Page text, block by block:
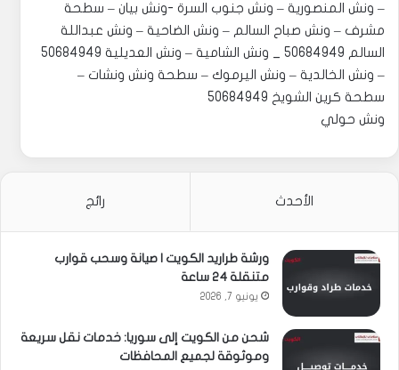
– ونش المنصورية – ونش جنوب السرة -ونش بيان – سطحة
مشرف – ونش صباح السالم – ونش الضاحية – ونش عبداللة
السالم 50684949 _ ونش الشامية – ونش العديلية 50684949
– ونش الخالدية – ونش اليرموك – سطحة ونش ونشات –
سطحة كرين الشويخ 50684949
ونش حولي
الأحدث رائج
ورشة طراريد الكويت | صيانة وسحب قوارب
متنقلة 24 ساعة
يونيو 7, 2026
شحن من الكويت إلى سوريا: خدمات نقل سريعة
وموثوقة لجميع المحافظات